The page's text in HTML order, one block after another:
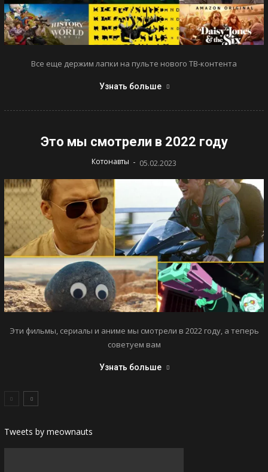
Все еще держим лапки на пульте нового ТВ-контента
Узнать больше
Это мы смотрели в 2022 году
Котонавты - 05.02.2023
Эти фильмы, сериалы и аниме мы смотрели в 2022 году, а теперь
советуем вам
Узнать больше
Tweets by meownauts